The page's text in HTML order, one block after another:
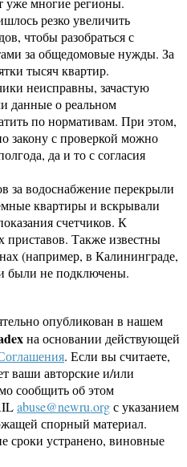
резко увеличить
чтобы разобраться с
за общедомовые нужды. За
тысяч квартир.
неисправны, зачастую
данные о реальном
по нормативам. При этом,
закону с проверкой можно
да и то с согласия
за водоснабжение перекрыли
квартиры и вскрывали
счетчиков. К
приставов. Также известны
(например, в Калининграде,
были не подключены.
опубликован в нашем
на основании действующей
. Если вы считаете,
ваши авторские и/или
сообщить об этом
abuse@newru.orgс указанием
спорный материал.
сроки устранено, виновные